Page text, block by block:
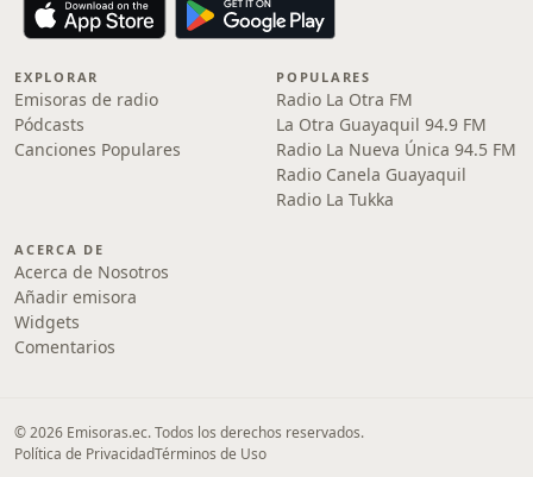
EXPLORAR
Emisoras de radio
Pódcasts
Canciones Populares
POPULARES
Radio La Otra FM
La Otra Guayaquil 94.9 FM
Radio La Nueva Única 94.5 FM
Radio Canela Guayaquil
Radio La Tukka
ACERCA DE
Acerca de Nosotros
Añadir emisora
Widgets
Comentarios
© 2026 Emisoras.ec. Todos los derechos reservados.
Política de PrivacidadTérminos de Uso